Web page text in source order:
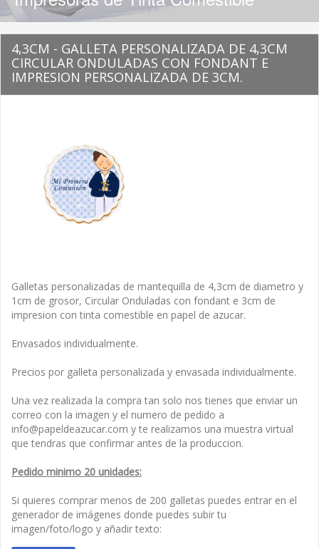
4,3CM - GALLETA PERSONALIZADA DE 4,3CM
CIRCULAR ONDULADAS CON FONDANT E
IMPRESION PERSONALIZADA DE 3CM.
Galletas personalizadas de mantequilla de 4,3cm de diametro y
1cm de grosor, Circular Onduladas con fondant e 3cm de
impresion con tinta comestible en papel de azucar.
Envasados individualmente.
Precios por galleta personalizada y envasada individualmente.
Una vez realizada la compra tan solo nos tienes que enviar un
correo con la imagen y el numero de pedido a
info@papeldeazucar.com y te realizamos una muestra virtual
que tendras que confirmar antes de la produccion.
Pedido minimo 20 unidades:
Si quieres comprar menos de 200 galletas puedes entrar en el
generador de imágenes donde puedes subir tu
imagen/foto/logo y añadir texto: